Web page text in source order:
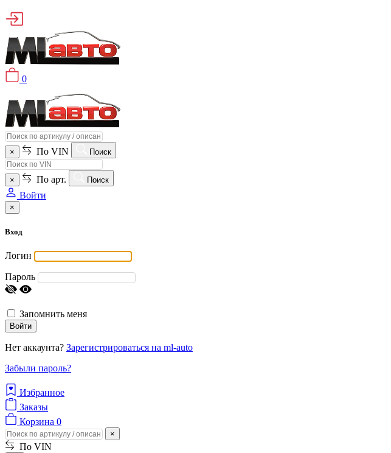
0
× По VIN Поиск
× По арт. Поиск
Войти
×
Вход
Логин
Пароль
Запомнить меня
Войти
Нет аккаунта? Зарегистрироваться на ml-auto
Забыли пароль?
Избранное
Заказы
Корзина 0
×
По VIN